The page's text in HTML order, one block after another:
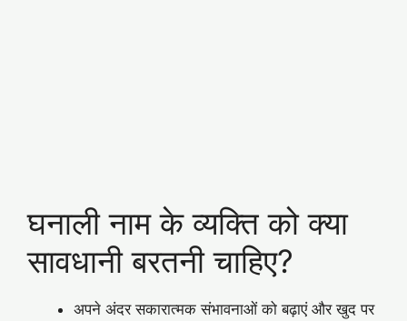
घनाली नाम के व्यक्ति को क्या
सावधानी बरतनी चाहिए?
अपने अंदर सकारात्मक संभावनाओं को बढ़ाएं और खुद पर